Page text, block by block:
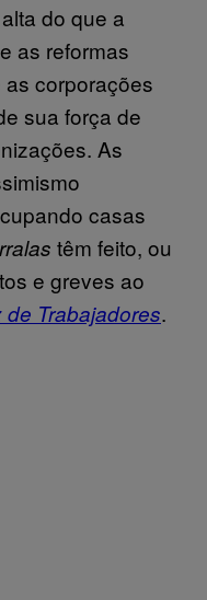
do que a
as reformas
corporações
sua força de
As
casas
têm feito, ou
e greves ao
Trabajadores.